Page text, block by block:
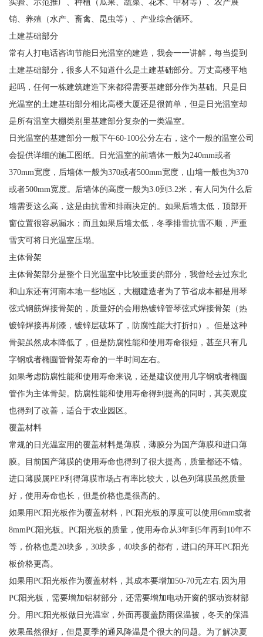
销、养殖（水产、畜禽、昆虫等）、产业综合循环。
土建基础部分
常有人打电话咨询节能日光温室的建造，我会一一讲解，每当提到
土建基础部分，很多人不知道什么是土建基础部分。万丈高楼平地
起吗，任何一栋建筑建造下来都得需要基建部分作为基础。只是日
光温室的土建基础部分相比高楼大厦还是很简单，但是日光温室却
是所有温室大棚类别里基建部分复杂的一类温室。
日光温室的基建部分一般下午60-100公分左右，这个一般的温室公司
会提供详细的施工图纸。日光温室的前墙体一般为240mm或者
370mm宽度，后墙体一般为370或者500mm宽度，山墙一般也为370
或者500mm宽度。后墙体的高度一般为3.0到3.2米，有人问为什么后
墙需要这么高，这是由抗雪和排雨决定的。如果后墙太低，顶部开
窗位置很容易漏水；而且如果后墙太低，冬季排雪抗雪不顺，严重
雪灾可将日光温室压塌。
主体骨架
主体骨架部分是整个日光温室中比较重要的部分，我曾经去过东北
和山东还有河南本地一些地区，大棚建造者为了节省成本都是用琴
弦式钢筋焊接骨架的，质量好的会用热镀锌管琴弦式焊接骨架（热
镀锌焊接再刷漆，镀锌层破坏了，防腐性能大打折扣）。但是这种
骨架虽然成本降低了，但是防腐性能和使用寿命很短，甚至只有几
字钢或者椭圆管骨架寿命的一半时间左右。
如果考虑防腐性能和使用寿命来说，还是建议使用几字钢或者椭圆
管作为主体骨架。防腐性能和使用寿命得到提高的同时，其美观度
也得到了改善，适合于农业园区。
覆盖材料
常规的日光温室用的覆盖材料是薄膜，薄膜分为国产薄膜和进口薄
膜。目前国产薄膜的使用寿命也得到了很大提高，质量都还不错。
进口薄膜属PEP利得薄膜市场占有率比较大，以色列薄膜虽然质量
好，使用寿命也长，但是价格也是很高的。
如果用PC阳光板作为覆盖材料，PC阳光板的厚度可以使用6mm或者
8mmPC阳光板。PC阳光板的质量，使用寿命从3年到5年再到10年不
等，价格也是20块多，30块多，40块多的都有，进口的拜耳PC阳光
板价格更高。
如果用PC阳光板作为覆盖材料，其成本要增加50-70元左右.因为用
PC阳光板，需要增加铝材部分，还需要增加电动开窗的驱动资材部
分。用PC阳光板做日光温室，外面再覆盖防雨保温被，冬天的保温
效果虽然很好，但是夏季的通风降温是个很大的问题。为了解决夏